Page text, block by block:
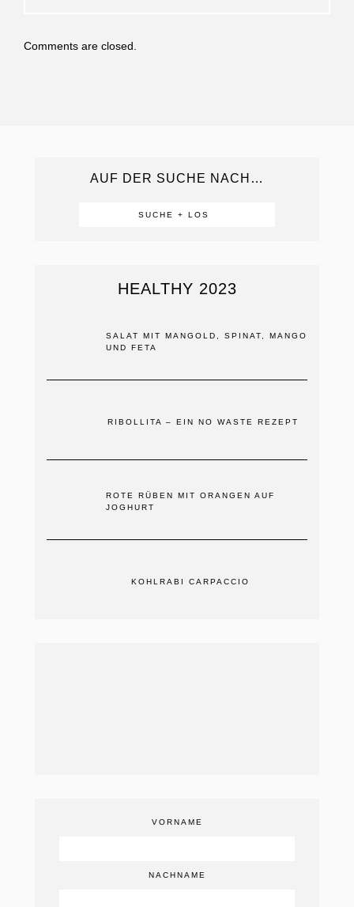
Comments are closed.
AUF DER SUCHE NACH…
HEALTHY 2023
SALAT MIT MANGOLD, SPINAT, MANGO
UND FETA
RIBOLLITA – EIN NO WASTE REZEPT
ROTE RÜBEN MIT ORANGEN AUF
JOGHURT
KOHLRABI CARPACCIO
VORNAME
NACHNAME